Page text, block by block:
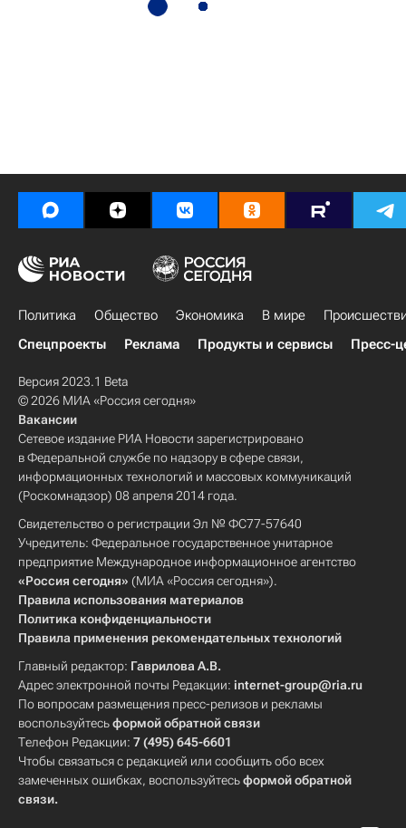
Политика Общество Экономика В мире
Спецпроекты
Реклама Продукты и сервисы Пресс-
Версия 2023.1 Beta
© 2026 МИА «Россия сегодня»
Вакансии
Сетевое издание РИА Новости зарегистрировано
в Федеральной службе по надзору в сфере связи,
информационных технологий и массовых коммуникаций
(Роскомнадзор) 08 апреля 2014 года.
Свидетельство о регистрации Эл № ФС77-57640
Учредитель: Федеральное государственное унитарное
предприятие Международное информационное агентство
«Россия сегодня» (МИА «Россия сегодня»).
Правила использования материалов
Политика конфиденциальности
Правила применения рекомендательных технологий
Главный редактор: Гаврилова А.В.
Адрес электронной почты Редакции: internet-group@ria.ru
По вопросам размещения пресс-релизов и рекламы
воспользуйтесьформой обратной связи
Телефон Редакции: 7 (495) 645-6601
Чтобы связаться с редакцией или сообщить обо всех
замеченных ошибках, воспользуйтесьформой обратной
связи.